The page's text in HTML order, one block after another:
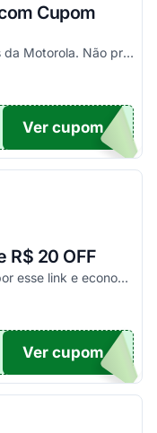
Cupom
Consulte as promoções mais recentes da Motorola. Não precisa de cupom, descontos já aplicados no site.
TICO
Ver cupom
R$ 20 OFF
Compre no Magazine Agora Cupom por esse link e economize R$ 20 na compra de produtos acima de R$ 999 vendidos e entregues por Magazine Luiza. Economize!
UPOM
Ver cupom